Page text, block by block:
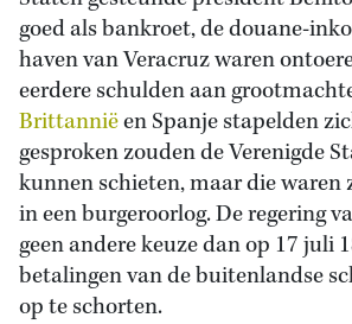
goed als bankroet, de douane-
haven van Veracruz waren
eerdere schulden aan
Brittanniëen Spanje stapelden
gesproken zouden de Verenigde
kunnen schieten, maar die waren
in een burgeroorlog. De regering
geen andere keuze dan op 17 juli
betalingen van de buitenlandse
op te schorten.